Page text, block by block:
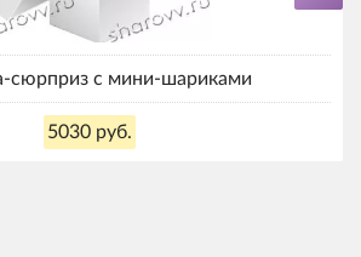
сюрприз с мини-шариками
5030 руб.